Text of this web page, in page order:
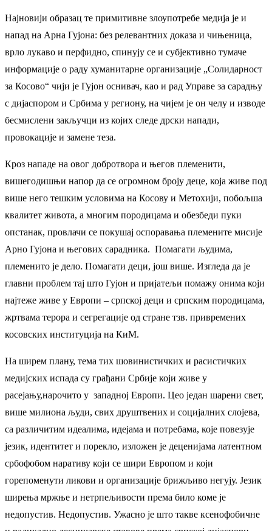
Најновији образац те примитивне злоупотребе медија је и
напад на Арна Гујона: без релевантних доказа и чињеница,
врло лукаво и перфидно, спинују се и субјективно тумаче
информације о раду хуманитарне организације „Солидарност
за Косово“ чији је Гујон оснивач, као и рад Управе за сарадњу
с дијаспором и Србима у региону, на чијем је он челу и изводе
бесмислени закључци из којих следе дрски напади,
провокације и замене теза.
Кроз нападе на овог добротвора и његов племенити,
вишегодишњи напор да се огромном броју деце, која живе под
више него тешким условима на Косову и Метохији, побољша
квалитет живота, а многим породицама и обезбеди пуки
опстанак, провлачи се покушај оспоравања племените мисије
Арно Гујона и његових сарадника. Помагати људима,
племенито је дело. Помагати деци, још више. Изгледа да је
главни проблем тај што Гујон и пријатељи помажу онима који
најтеже живе у Европи – српској деци и српским породицама,
жртвама терора и сегрегације од стране тзв. привремених
косовских институција на КиМ.
На ширем плану, тема тих шовинистичких и расистичких
медијских испада су грађани Србије који живе у
расејању,нарочито у западној Европи. Цео један шарени свет,
више милиона људи, свих друштвених и социјалних слојева,
са различитим идеалима, идејама и потребама, које повезује
језик, идентитет и порекло, изложен је деценијама латентном
србофобом наративу који се шири Европом и који
горепоменути ликови и организације брижљиво негују. Језик
ширења мржње и нетрпељивости према било коме је
недопустив. Недопустив. Ужасно је што такве ксенофобичне